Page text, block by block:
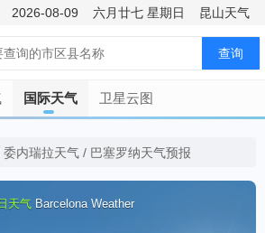
2026-08-09 六月廿七 星期日 昆山天气
查询
国际天气 卫星云图
委内瑞拉天气 / 巴塞罗纳天气预报
天气 Barcelona Weather